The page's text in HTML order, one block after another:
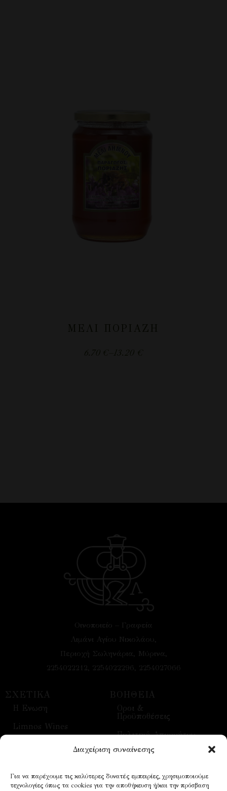
Διαχείριση συναίνεσης
Για να παρέχουμε τις καλύτερες δυνατές εμπειρίες, χρησιμοποιούμε
τεχνολογίες όπως τα cookies για την αποθήκευση ή/και την πρόσβαση
ΜΈΛΙ ΠΟΡΙΆΖΗ
6.70 € 13.20 €
Οινοποιείο – Γραφεία
Λιμάνι Αγίου Νικολάου,
Περιοχή Σωληνάρια, Μύρινα,
2254022212, 2254022296, 2254027066
ΣΧΕΤΙΚΑ
H Ενωση
Limnos Wines
Οίνοι
ΒΟΗΘΕΙΑ
Οροι &
Προϋποθέσεις
Πολιτική Απορρήτου
Τρόποι Αποστολής